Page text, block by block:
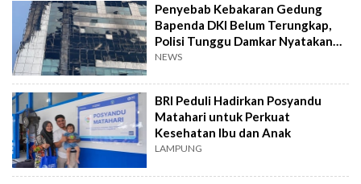
Penyebab Kebakaran Gedung
Bapenda DKI Belum Terungkap,
Polisi Tunggu Damkar Nyatakan
Aman
NEWS
BRI Peduli Hadirkan Posyandu
Matahari untuk Perkuat
Kesehatan Ibu dan Anak
LAMPUNG